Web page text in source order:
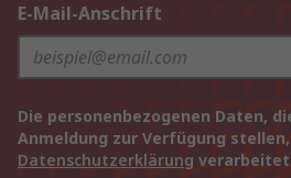
E-Mail-Anschrift
Die personenbezogenen Daten,
Anmeldung zur Verfügung
Datenschutzerklärung